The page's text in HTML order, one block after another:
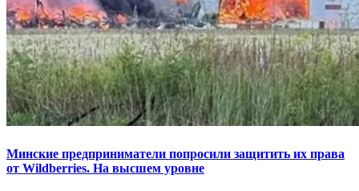
Минские предприниматели попросили защитить их права
от Wildberries. На высшем уровне